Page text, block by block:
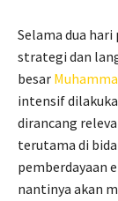
Selama dua
strategi dan
besar
intensif
dirancang
terutama di
pemberdayaan
nantinya akan